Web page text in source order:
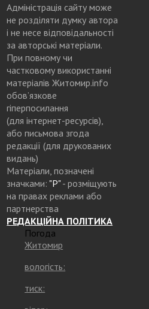
Адміністрація сайту може
не розділяти думку автора
і не несе відповідальності
за авторські матеріали.
При повному чи
частковому використанні
матеріалів Житомир.info
обов’язкове
гіперпосилання
(для інтернет-ресурсів),
або письмова згода
редакції (для друкованих
видань)
Матеріали, позначені
значками: "Р"- розміщують
на правах реклами або
партнерства
РЕДАКЦІЙНА ПОЛІТИКА
Погода
Житомир
вологість:
тиск: